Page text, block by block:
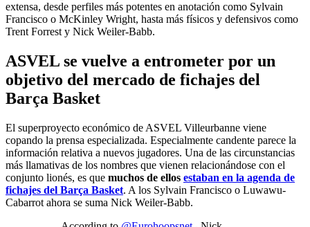
extensa, desde perfiles más potentes en anotación como Sylvain
Francisco o McKinley Wright, hasta más físicos y defensivos como
Trent Forrest y Nick Weiler-Babb.
ASVEL se vuelve a entrometer por un
objetivo del mercado de fichajes del
Barça Basket
El superproyecto económico de ASVEL Villeurbanne viene
copando la prensa especializada. Especialmente candente parece la
información relativa a nuevos jugadores. Una de las circunstancias
más llamativas de los nombres que vienen relacionándose con el
conjunto lionés, es que muchos de ellos estaban en la agenda de
fichajes del Barça Basket. A los Sylvain Francisco o Luwawu-
Cabarrot ahora se suma Nick Weiler-Babb.